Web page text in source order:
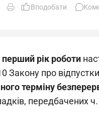
Вподобати
перший рік роботи
Закону про
терміну
передбачених